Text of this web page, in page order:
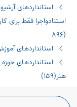
استانداردهای
استنادواجرا فقط برای
(٨٩٦
اﺳﺘﺎﻧﺪاردھﺎی
اﺳﺘﺎﻧﺪاردھﺎي
هنر(١٥٩)